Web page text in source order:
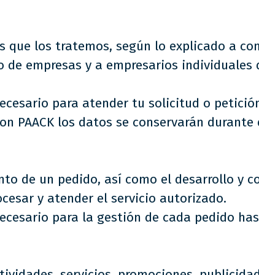
los tratemos, según lo explicado a
empresas y a empresarios individuales
para atender tu solicitud o
los datos se conservarán durante
de un pedido, así como el desarrollo y
y atender el servicio autorizado.
para la gestión de cada pedido